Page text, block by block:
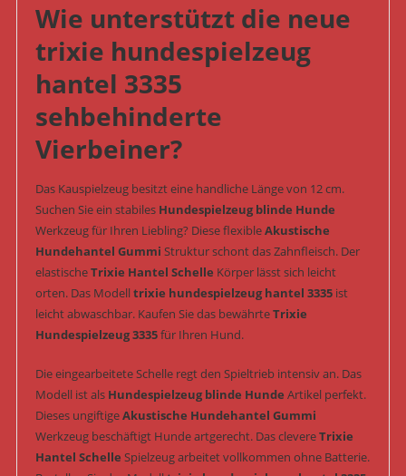
Wie unterstützt die neue
trixie hundespielzeug
hantel 3335
sehbehinderte
Vierbeiner?
Das Kauspielzeug besitzt eine handliche Länge von 12 cm.
Suchen Sie ein stabiles Hundespielzeug blinde Hunde
Werkzeug für Ihren Liebling? Diese flexibleAkustische
Hundehantel Gummi Struktur schont das Zahnfleisch. Der
elastischeTrixie Hantel Schelle Körper lässt sich leicht
orten. Das Modelltrixie hundespielzeug hantel 3335ist
leicht abwaschbar. Kaufen Sie das bewährteTrixie
Hundespielzeug 3335für Ihren Hund.
Die eingearbeitete Schelle regt den Spieltrieb intensiv an. Das
Modell ist als Hundespielzeug blinde Hunde Artikel perfekt.
Dieses ungiftigeAkustische Hundehantel Gummi
Werkzeug beschäftigt Hunde artgerecht. Das clevereTrixie
Hantel Schelle Spielzeug arbeitet vollkommen ohne Batterie.